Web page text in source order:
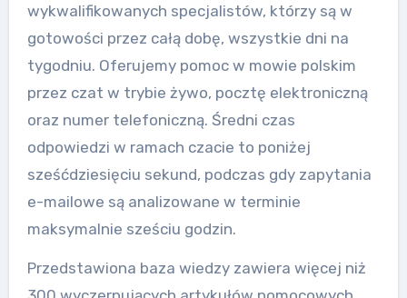
wykwalifikowanych specjalistów, którzy są w
gotowości przez całą dobę, wszystkie dni na
tygodniu. Oferujemy pomoc w mowie polskim
przez czat w trybie żywo, pocztę elektroniczną
oraz numer telefoniczną. Średni czas
odpowiedzi w ramach czacie to poniżej
sześćdziesięciu sekund, podczas gdy zapytania
e-mailowe są analizowane w terminie
maksymalnie sześciu godzin.
Przedstawiona baza wiedzy zawiera więcej niż